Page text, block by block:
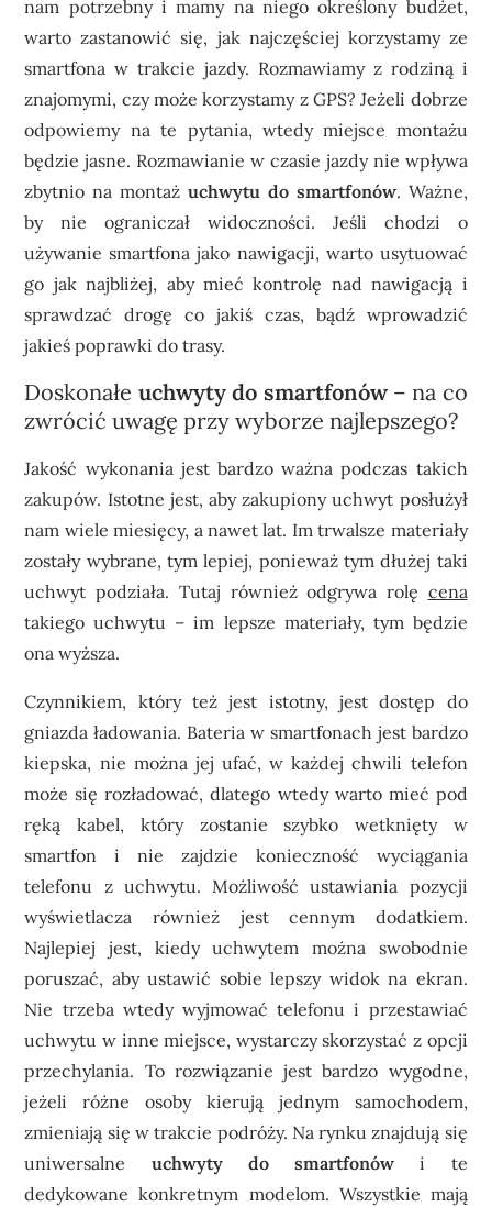
nam potrzebny i mamy na niego określony budżet,
warto zastanowić się, jak najczęściej korzystamy ze
smartfona w trakcie jazdy. Rozmawiamy z rodziną i
znajomymi, czy może korzystamy z GPS? Jeżeli dobrze
odpowiemy na te pytania, wtedy miejsce montażu
będzie jasne. Rozmawianie w czasie jazdy nie wpływa
zbytnio na montaż uchwytu do smartfonów. Ważne,
by nie ograniczał widoczności. Jeśli chodzi o
używanie smartfona jako nawigacji, warto usytuować
go jak najbliżej, aby mieć kontrolę nad nawigacją i
sprawdzać drogę co jakiś czas, bądź wprowadzić
jakieś poprawki do trasy.
Doskonałe uchwyty do smartfonów– na co
zwrócić uwagę przy wyborze najlepszego?
Jakość wykonania jest bardzo ważna podczas takich
zakupów. Istotne jest, aby zakupiony uchwyt posłużył
nam wiele miesięcy, a nawet lat. Im trwalsze materiały
zostały wybrane, tym lepiej, ponieważ tym dłużej taki
uchwyt podziała. Tutaj również odgrywa rolę cena
takiego uchwytu – im lepsze materiały, tym będzie
ona wyższa.
Czynnikiem, który też jest istotny, jest dostęp do
gniazda ładowania. Bateria w smartfonach jest bardzo
kiepska, nie można jej ufać, w każdej chwili telefon
może się rozładować, dlatego wtedy warto mieć pod
ręką kabel, który zostanie szybko wetknięty w
smartfon i nie zajdzie konieczność wyciągania
telefonu z uchwytu.Możliwość ustawiania pozycji
wyświetlacza również jest cennym dodatkiem.
Najlepiej jest, kiedy uchwytem można swobodnie
poruszać, aby ustawić sobie lepszy widok na ekran.
Nie trzeba wtedy wyjmować telefonu i przestawiać
uchwytu w inne miejsce, wystarczy skorzystać z opcji
przechylania. To rozwiązanie jest bardzo wygodne,
jeżeli różne osoby kierują jednym samochodem,
zmieniają się w trakcie podróży. Na rynku znajdują się
uniwersalne uchwyty do smartfonów i te
dedykowane konkretnym modelom. Wszystkie mają